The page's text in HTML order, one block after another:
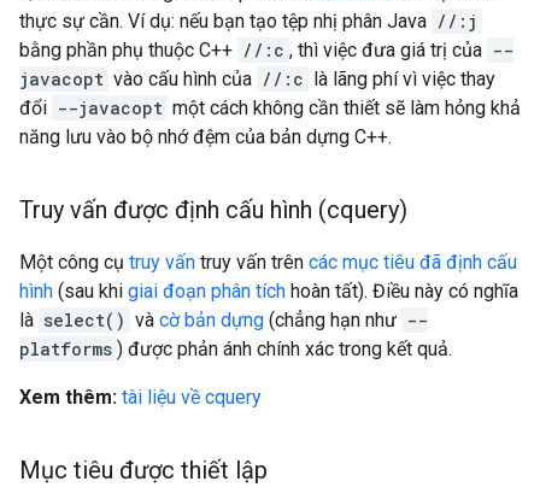
thực sự cần. Ví dụ: nếu bạn tạo tệp nhị phân Java //:j
bằng phần phụ thuộc C++ //:c , thì việc đưa giá trị của --
javacopt vào cấu hình của //:c là lãng phí vì việc thay
đổi --javacopt một cách không cần thiết sẽ làm hỏng khả
năng lưu vào bộ nhớ đệm của bản dựng C++.
Truy vấn được định cấu hình (cquery)
Một công cụ truy vấn truy vấn trên các mục tiêu đã định cấu
hình (sau khi giai đoạn phân tích hoàn tất). Điều này có nghĩa
là select() và cờ bản dựng (chẳng hạn như --
platforms ) được phản ánh chính xác trong kết quả.
Xem thêm: tài liệu về cquery
Mục tiêu được thiết lập